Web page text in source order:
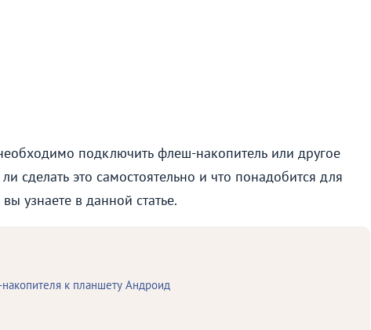
подключить флеш-накопитель или другое
сделать это самостоятельно и что понадобится для
узнаете в данной статье.
к планшету Андроид